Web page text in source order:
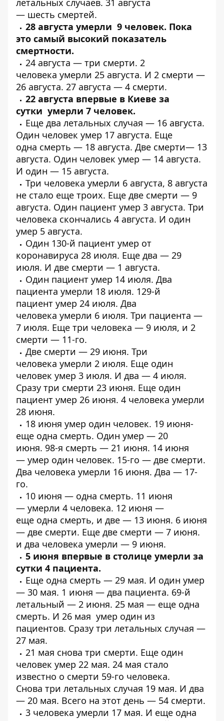
летальных случаев. 31 августа
— шесть смертей.
28 августа умерли 9 человек. Пока
это самый высокий показатель
смертности.
24 августа — три смерти. 2
человека умерли 25 августа. И 2 смерти —
26 августа. 27 августа — 4 смерти.
22 августа впервые в Киеве за
сутки умерли 7 человек.
Еще два летальных случая — 16 августа.
Один человек умер 17 августа. Еще
одна смерть — 18 августа. Две смерти— 13
августа. Один человек умер — 14 августа.
И один — 15 августа.
Три человека умерли 6 августа, 8 августа
не стало еще троих. Еще две смерти — 9
августа. Один пациент умер 3 августа. Три
человека скончались 4 августа. И один
умер 5 августа.
Один 130-й пациент умер от
коронавируса 28 июля. Еще два — 29
июля. И две смерти — 1 августа.
Один пациент умер 14 июля. Два
пациента умерли 18 июля. 129-й
пациент умер 24 июля. Два
человека умерли 6 июля. Три пациента —
7 июля. Еще три человека — 9 июля, и 2
смерти — 11-го.
Две смерти — 29 июня. Три
человека умерли 2 июля. Еще один
человек умер 3 июля. И два — 4 июля.
Сразу три смерти 23 июня. Еще один
пациент умер 26 июня. 4 человека умерли
28 июня.
18 июня умер один человек. 19 июня-
еще одна смерть. Один умер — 20
июня. 98-я смерть — 21 июня. 14 июня
— умер один человек. 15-го — две смерти.
Два человека умерли 16 июня. Два — 17-
го.
10 июня — одна смерть. 11 июня
— умерли 4 человека. 12 июня —
еще одна смерть, и две — 13 июня. 6 июня
— две смерти. Еще две смерти — 7 июня.
и два человека умерли — 9 июня.
5 июня впервые в столице умерли за
сутки 4 пациента.
Еще одна смерть — 29 мая. И один умер
— 30 мая. 1 июня — два пациента. 69-й
летальный — 2 июня. 25 мая — еще одна
смерть. И 26 мая умер один из
пациентов. Сразу три летальных случая —
27 мая.
21 мая снова три смерти. Еще один
человек умер 22 мая. 24 мая стало
известно о смерти 59-го человека.
Снова три летальных случая 19 мая. И два
— 20 мая. Всего на этот день — 54 смерти.
3 человека умерли 17 мая. И еще одна